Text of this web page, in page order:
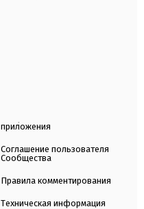
приложения
Соглашение пользователя
Сообщества
Правила комментирования
Техническая информация